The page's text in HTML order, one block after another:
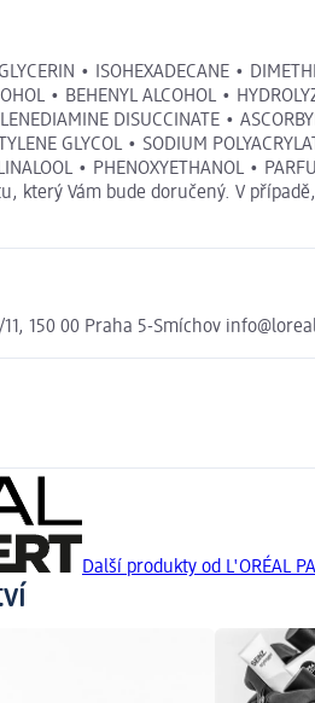
• ISOHEXADECANE •
• BEHENYL ALCOHOL •
DISUCCINATE •
GLYCOL • SODIUM
• PHENOXYETHANOL •
který Vám bude doručený. V
150 00 Praha 5-Smíchov
Další produkty od L'ORÉAL